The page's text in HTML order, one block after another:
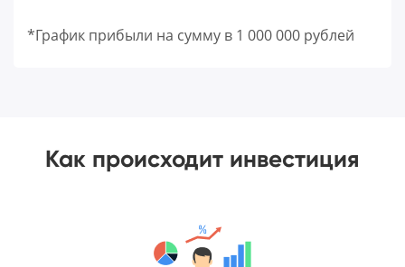
*График прибыли на сумму в 1 000 000 рублей
Как происходит инвестиция